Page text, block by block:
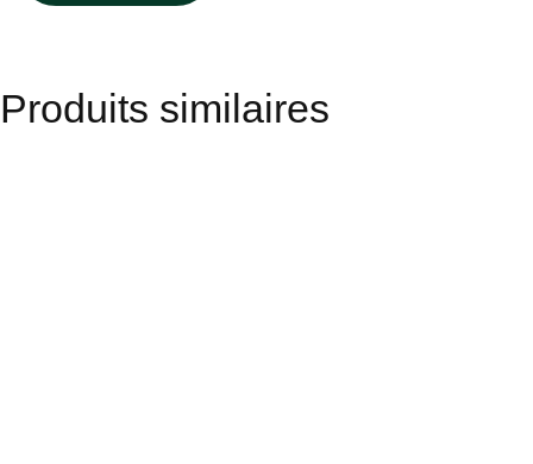
Produits similaires